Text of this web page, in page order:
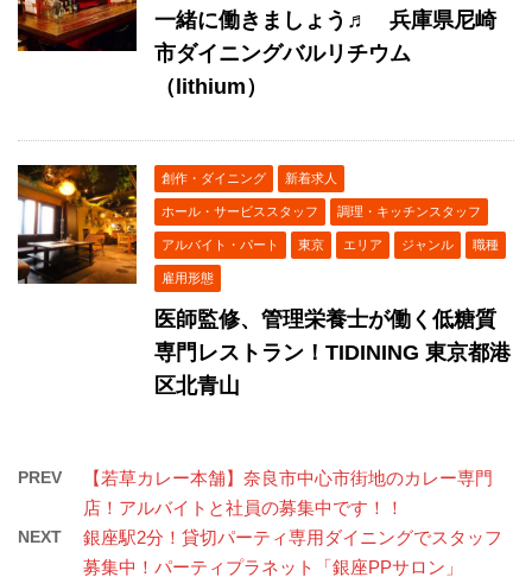
一緒に働きましょう♬ 兵庫県尼崎
市ダイニングバルリチウム
（lithium）
創作・ダイニング 新着求人
ホール・サービススタッフ 調理・キッチンスタッフ
アルバイト・パート 東京 エリア ジャンル 職種
雇用形態
医師監修、管理栄養士が働く低糖質
専門レストラン！TIDINING 東京都港
区北青山
PREV
【若草カレー本舗】奈良市中心市街地のカレー専門
店！アルバイトと社員の募集中です！！
NEXT
銀座駅2分！貸切パーティ専用ダイニングでスタッフ
募集中！パーティプラネット「銀座PPサロン」